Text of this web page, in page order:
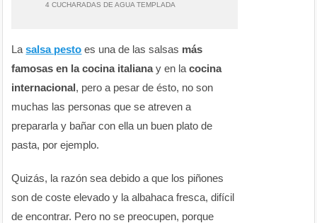
4 CUCHARADAS DE AGUA TEMPLADA
Lasalsa pesto es una de las salsas más
famosas en la cocina italianay en lacocina
internacional, pero a pesar de ésto, no son
muchas las personas que se atreven a
prepararla y bañar con ella un buen plato de
pasta, por ejemplo.
Quizás, la razón sea debido a que los piñones
son de coste elevado y la albahaca fresca, difícil
de encontrar. Pero no se preocupen, porque